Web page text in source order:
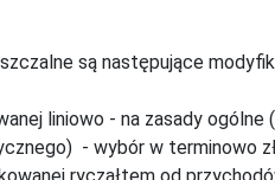
są następujące
liniowo - na zasady
- wybór w terminowo